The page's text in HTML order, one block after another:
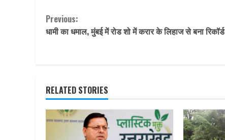
Continue
Reading
Previous:
धामी का धमाल, मुंबई में रोड शो में करार के लिहाज से बना रिकॉर्ड
RELATED STORIES